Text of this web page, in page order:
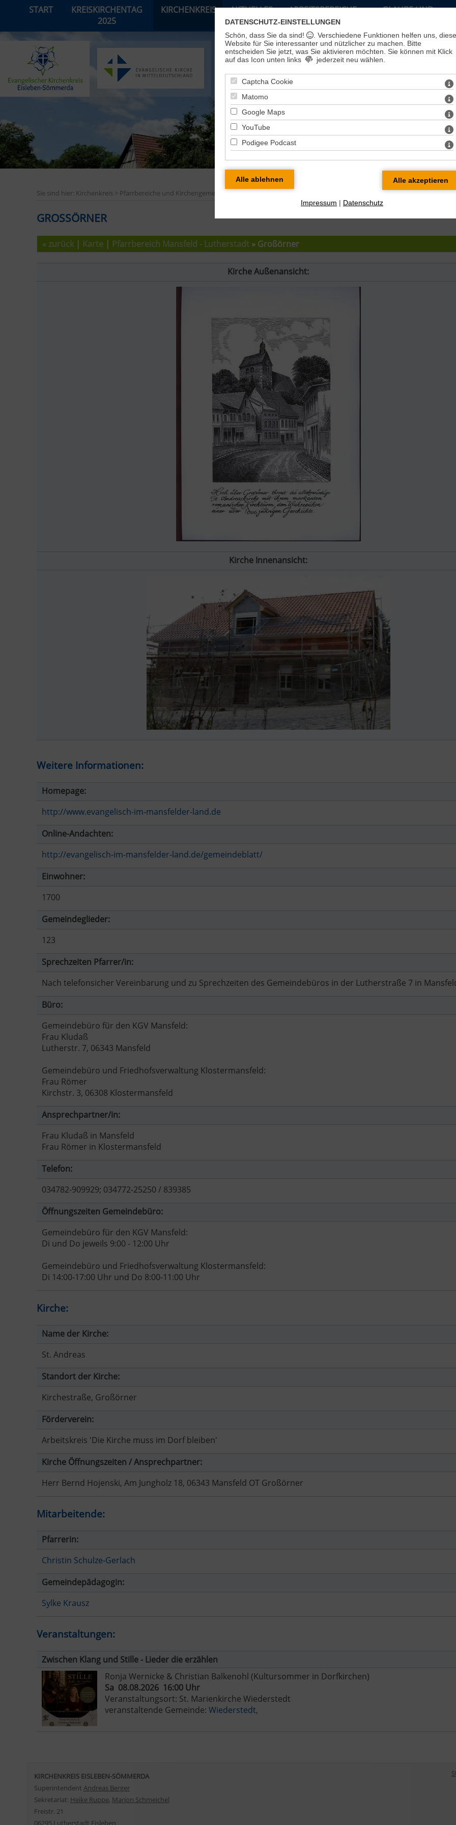
START
KREISKIRCHENTAG
2025
KIRCHENKREIS AKTUELLES ARBEITSBEREICHE
GLAUBE UND
Sie sind hier: Kirchenkreis > Pfarrbereiche und Kirchengemeinden
GROSSÖRNER
« zurück| Karte | Pfarrbereich Mansfeld - Lutherstadt » Großörner
Kirche Außenansicht:
Kirche Innenansicht:
Weitere Informationen:
Homepage:
http://www.evangelisch-im-mansfelder-land.de
Online-Andachten:
http://evangelisch-im-mansfelder-land.de/gemeindeblatt/
Einwohner:
1700
Gemeindeglieder:
123
Sprechzeiten Pfarrer/in:
Nach telefonsicher Vereinbarung und zu Sprechzeiten des Gemeindebüros in der Lutherstraße 7 in
Büro:
Gemeindebüro für den KGV Mansfeld:
Frau Kludaß
Lutherstr. 7, 06343 Mansfeld
Gemeindebüro und Friedhofsverwaltung Klostermansfeld:
Frau Römer
Kirchstr. 3, 06308 Klostermansfeld
Ansprechpartner/in:
Frau Kludaß in Mansfeld
Frau Römer in Klostermansfeld
Telefon:
034782-909929; 034772-25250 / 839385
Öffnungszeiten Gemeindebüro:
Gemeindebüro für den KGV Mansfeld:
Di und Do jeweils 9:00 - 12:00 Uhr
Gemeindebüro und Friedhofsverwaltung Klostermansfeld:
Di 14:00-17:00 Uhr und Do 8:00-11:00 Uhr
Kirche:
Name der Kirche:
St. Andreas
Standort der Kirche:
Kirchestraße, Großörner
Förderverein:
Arbeitskreis 'Die Kirche muss im Dorf bleiben'
Kirche Öffnungszeiten / Ansprechpartner:
Herr Bernd Hojenski, Am Jungholz 18, 06343 Mansfeld OT Großörner
Mitarbeitende:
Pfarrerin:
Christin Schulze-Gerlach
Gemeindepädagogin:
Sylke Krausz
Veranstaltungen:
Zwischen Klang und Stille - Lieder die erzählen
Ronja Wernicke & Christian Balkenohl (Kultursommer in Dorfkirchen)
Sa 08.08.2026 16:00 Uhr
Veranstaltungsort: St. Marienkirche Wiederstedt
veranstaltende Gemeinde: Wiederstedt,
KIRCHENKREIS EISLEBEN-SÖMMERDA
Superintendent Andreas Berger
Sekretariat: Heike Ruppe, Marion Schmeichel
Freistr. 21
06295 Lutherstadt Eisleben
DATENSCHUTZ-EINSTELLUNGEN
Schön, dass Sie da sind!
. Verschiedene Funktionen helfen uns, diese
Website für Sie interessanter und nützlicher zu machen.
Bitte
entscheiden Sie jetzt, was Sie aktivieren möchten. Sie können mit Klick
auf das Icon unten links
jederzeit neu wählen.
Captcha Cookie
Matomo
Google Maps
YouTube
Podigee Podcast
Impressum | Datenschutz